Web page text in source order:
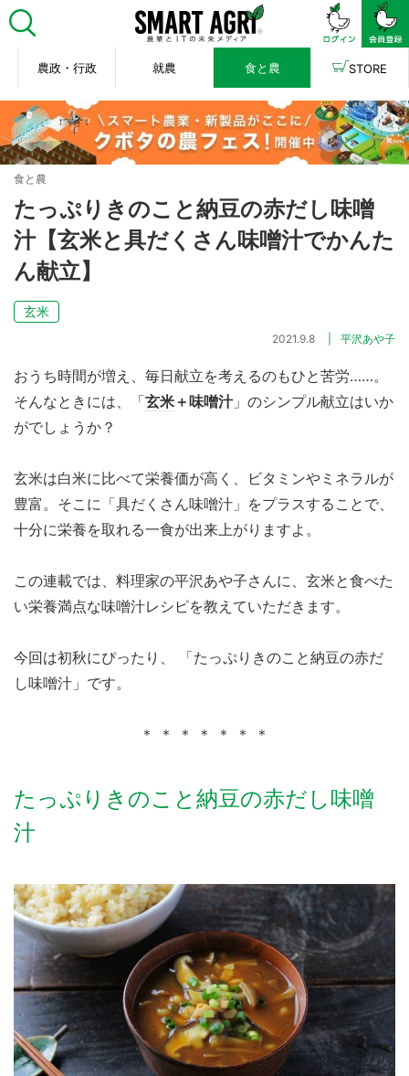
農政・行政 就農 食と農 STORE
食と農
たっぷりきのこと納豆の赤だし味噌
汁【玄米と具だくさん味噌汁でかんた
ん献立】
玄米
2021.9.8 平沢あや子
おうち時間が増え、毎日献立を考えるのもひと苦労……。
そんなときには、「玄米 ＋味噌汁」のシンプル献立はいか
がでしょうか？
玄米は白米に比べて栄養価が高く、ビタミンやミネラルが
豊富。そこに「具だくさん味噌汁」をプラスすることで、
十分に栄養を取れる一食が出来上がりますよ。
この連載では、料理家の平沢あや子さんに、玄米と食べた
い栄養満点な味噌汁レシピを教えていただきます。
今回は初秋にぴったり、 「たっぷりきのこと納豆の赤だ
し味噌汁」です。
＊ ＊ ＊ ＊ ＊ ＊ ＊
たっぷりきのこと納豆の赤だし味噌
汁